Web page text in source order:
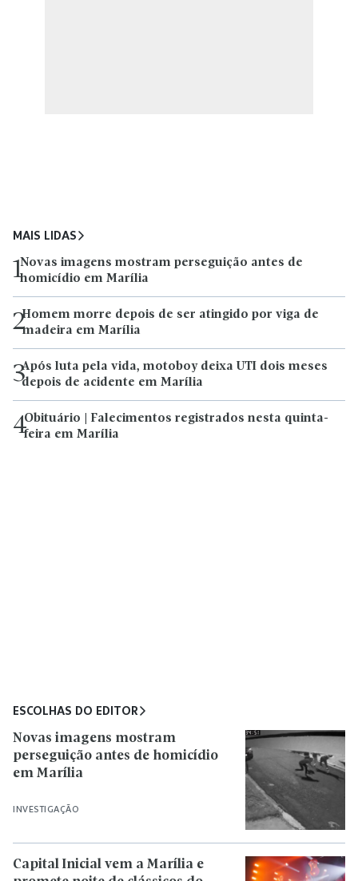
MAIS LIDAS
1Novas imagens mostram perseguição antes de
homicídio em Marília
2Homem morre depois de ser atingido por viga de
madeira em Marília
3Após luta pela vida, motoboy deixa UTI dois meses
depois de acidente em Marília
4Obituário | Falecimentos registrados nesta quinta-
feira em Marília
ESCOLHAS DO EDITOR
INVESTIGAÇÃO
Novas imagens mostram
perseguição antes de homicídio
em Marília
Capital Inicial vem a Marília e